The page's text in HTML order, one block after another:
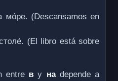
(Descansamos en
(El libro está sobre
entre в y наdepende a